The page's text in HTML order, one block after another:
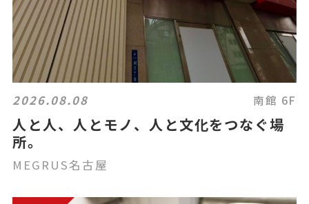
2026.08.08 南館 6F
人と人、人とモノ、人と文化をつなぐ場
所。
MEGRUS名古屋